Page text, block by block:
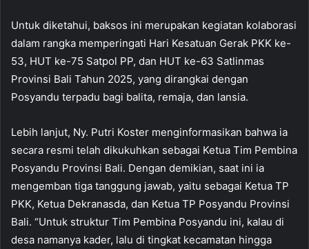
Untuk diketahui, baksos ini merupakan kegiatan kolaborasi
dalam rangka memperingati Hari Kesatuan Gerak PKK ke-
53, HUT ke-75 Satpol PP, dan HUT ke-63 Satlinmas
Provinsi Bali Tahun 2025, yang dirangkai dengan
Posyandu terpadu bagi balita, remaja, dan lansia.
Lebih lanjut, Ny. Putri Koster menginformasikan bahwa ia
secara resmi telah dikukuhkan sebagai Ketua Tim Pembina
Posyandu Provinsi Bali. Dengan demikian, saat ini ia
mengemban tiga tanggung jawab, yaitu sebagai Ketua TP
PKK, Ketua Dekranasda, dan Ketua TP Posyandu Provinsi
Bali. “Untuk struktur Tim Pembina Posyandu ini, kalau di
desa namanya kader, lalu di tingkat kecamatan hingga